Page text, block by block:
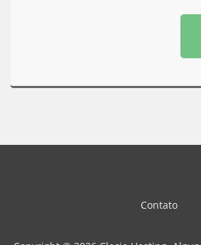
Contato